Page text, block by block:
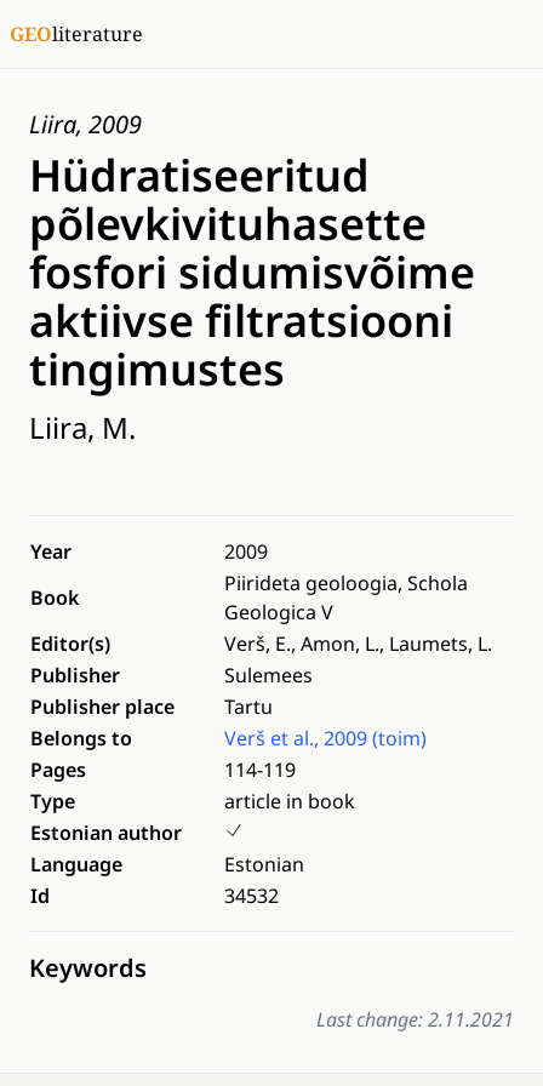
GEOliterature
Liira, 2009
Hüdratiseeritud
põlevkivituhasette
fosfori sidumisvõime
aktiivse filtratsiooni
tingimustes
Liira, M.
Year
2009
Book
Piirideta geoloogia, Schola
Geologica V
Editor(s)
Verš, E., Amon, L., Laumets, L.
Publisher
Sulemees
Publisher place
Tartu
Belongs to
Verš et al., 2009 (toim)
Pages
114-119
Type
article in book
Estonian author
Language
Estonian
Id
34532
Keywords
Last change: 2.11.2021